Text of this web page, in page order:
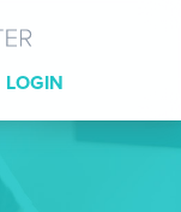
LOGIN